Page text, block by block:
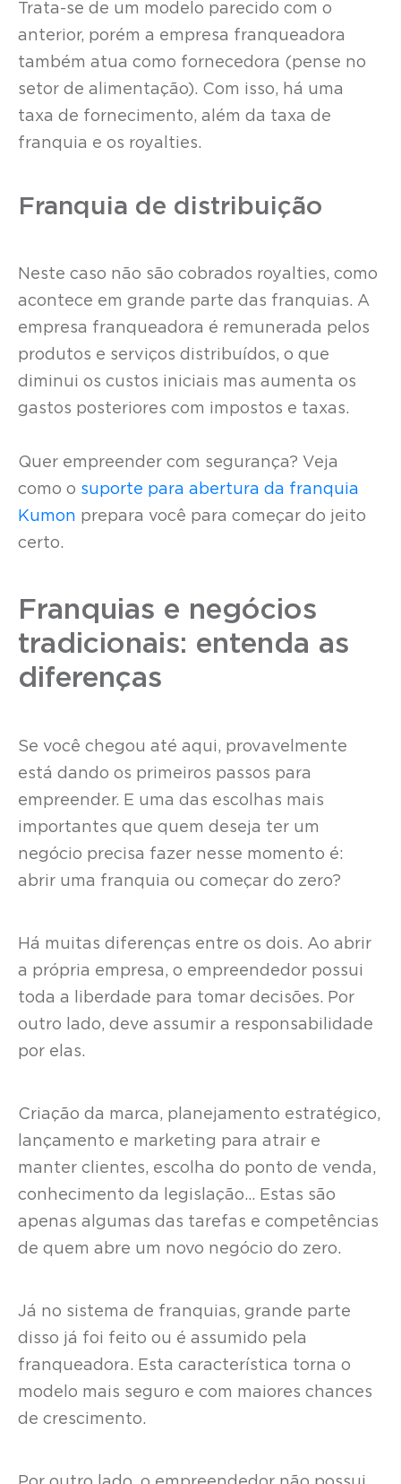
Trata-se de um modelo parecido com o
anterior, porém a empresa franqueadora
também atua como fornecedora (pense no
setor de alimentação). Com isso, há uma
taxa de fornecimento, além da taxa de
franquia e os royalties.
Franquia de distribuição
Neste caso não são cobrados royalties, como
acontece em grande parte das franquias. A
empresa franqueadora é remunerada pelos
produtos e serviços distribuídos, o que
diminui os custos iniciais mas aumenta os
gastos posteriores com impostos e taxas.
Quer empreender com segurança? Veja
como o suporte para abertura da franquia
Kumon prepara você para começar do jeito
certo.
Franquias e negócios
tradicionais: entenda as
diferenças
Se você chegou até aqui, provavelmente
está dando os primeiros passos para
empreender. E uma das escolhas mais
importantes que quem deseja ter um
negócio precisa fazer nesse momento é:
abrir uma franquia ou começar do zero?
Há muitas diferenças entre os dois. Ao abrir
a própria empresa, o empreendedor possui
toda a liberdade para tomar decisões. Por
outro lado, deve assumir a responsabilidade
por elas.
Criação da marca, planejamento estratégico,
lançamento e marketing para atrair e
manter clientes, escolha do ponto de venda,
conhecimento da legislação… Estas são
apenas algumas das tarefas e competências
de quem abre um novo negócio do zero.
Já no sistema de franquias, grande parte
disso já foi feito ou é assumido pela
franqueadora. Esta característica torna o
modelo mais seguro e com maiores chances
de crescimento.